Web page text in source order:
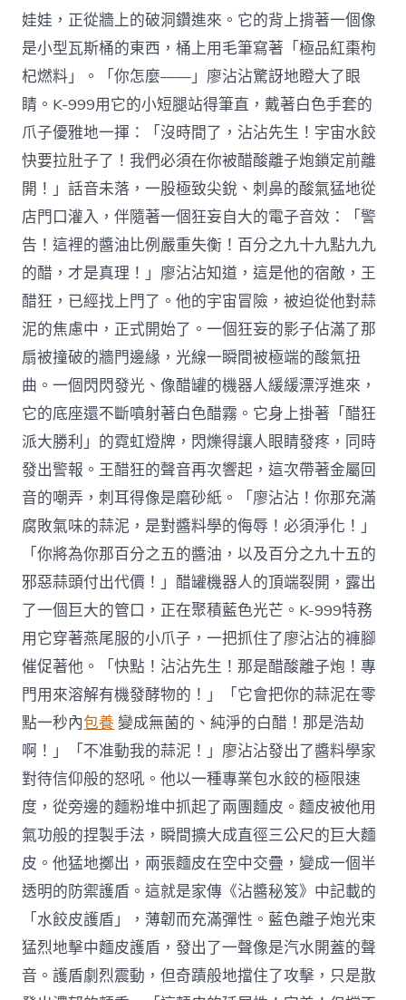
娃娃，正從牆上的破洞鑽進來。它的背上揹著一個像
是小型瓦斯桶的東西，桶上用毛筆寫著「極品紅棗枸
杞燃料」。「你怎麼——」廖沾沾驚訝地瞪大了眼
睛。K-999用它的小短腿站得筆直，戴著白色手套的
爪子優雅地一揮：「沒時間了，沾沾先生！宇宙水餃
快要拉肚子了！我們必須在你被醋酸離子炮鎖定前離
開！」話音未落，一股極致尖銳、刺鼻的酸氣猛地從
店門口灌入，伴隨著一個狂妄自大的電子音效：「警
告！這裡的醬油比例嚴重失衡！百分之九十九點九九
的醋，才是真理！」廖沾沾知道，這是他的宿敵，王
醋狂，已經找上門了。他的宇宙冒險，被迫從他對蒜
泥的焦慮中，正式開始了。一個狂妄的影子佔滿了那
扇被撞破的牆門邊緣，光線一瞬間被極端的酸氣扭
曲。一個閃閃發光、像醋罐的機器人緩緩漂浮進來，
它的底座還不斷噴射著白色醋霧。它身上掛著「醋狂
派大勝利」的霓虹燈牌，閃爍得讓人眼睛發疼，同時
發出警報。王醋狂的聲音再次響起，這次帶著金屬回
音的嘲弄，刺耳得像是磨砂紙。「廖沾沾！你那充滿
腐敗氣味的蒜泥，是對醬料學的侮辱！必須淨化！」
「你將為你那百分之五的醬油，以及百分之九十五的
邪惡蒜頭付出代價！」醋罐機器人的頂端裂開，露出
了一個巨大的管口，正在聚積藍色光芒。K-999特務
用它穿著燕尾服的小爪子，一把抓住了廖沾沾的褲腳
催促著他。「快點！沾沾先生！那是醋酸離子炮！專
門用來溶解有機發酵物的！」「它會把你的蒜泥在零
點一秒內包養 變成無菌的、純淨的白醋！那是浩劫
啊！」「不准動我的蒜泥！」廖沾沾發出了醬料學家
對待信仰般的怒吼。他以一種專業包水餃的極限速
度，從旁邊的麵粉堆中抓起了兩團麵皮。麵皮被他用
氣功般的捏製手法，瞬間擴大成直徑三公尺的巨大麵
皮。他猛地擲出，兩張麵皮在空中交疊，變成一個半
透明的防禦護盾。這就是家傳《沾醬秘笈》中記載的
「水餃皮護盾」，薄韌而充滿彈性。藍色離子炮光束
猛烈地擊中麵皮護盾，發出了一聲像是汽水開蓋的聲
音。護盾劇烈震動，但奇蹟般地擋住了攻擊，只是散